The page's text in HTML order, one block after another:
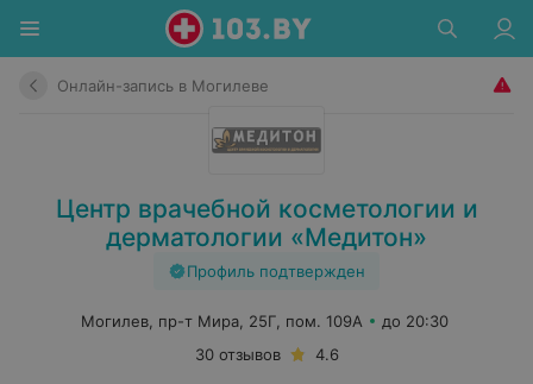
Онлайн-запись в Могилеве
Центр врачебной косметологии и
дерматологии «Медитон»
Профиль подтвержден
Могилев, пр-т Мира, 25Г, пом. 109А
до 20:30
30 отзывов
4.6